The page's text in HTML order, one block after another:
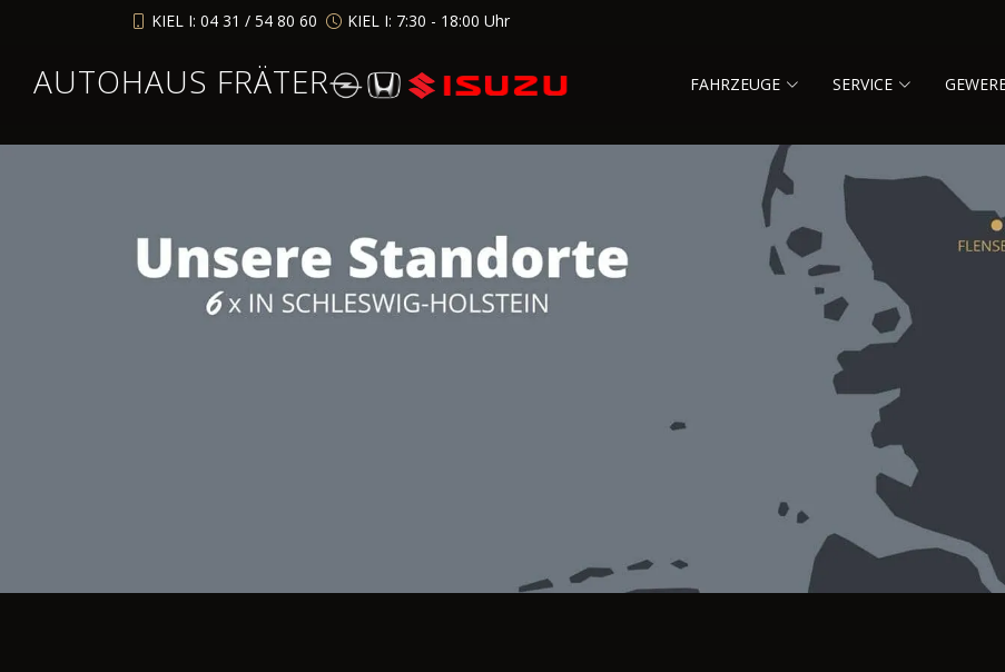
KIEL I: 04 31 / 54 80 60 KIEL I: 7:30 - 18:00 Uhr
AUTOHAUS FRÄTER FAHRZEUGE SERVICE